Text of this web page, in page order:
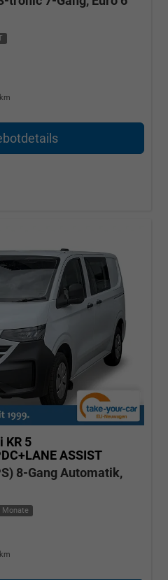
KR 5
ASSIST
8-Gang Automatik,
Monate